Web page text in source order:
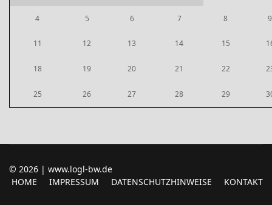
4 5 6 7 8 9
11 12 13 14 15
18 19 20 21 22
25 26 27 28 29
© 2026 | www.logl-bw.de
HOME
IMPRESSUM DATENSCHUTZHINWEISE KONTAKT